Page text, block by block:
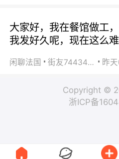
大家好，我在餐馆做工
我发好久呢，现在这么
闲聊法国 街友74434350 昨
Copyright ©
浙ICP备